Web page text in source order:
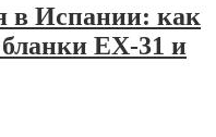
в Испании: как
EX-31 и